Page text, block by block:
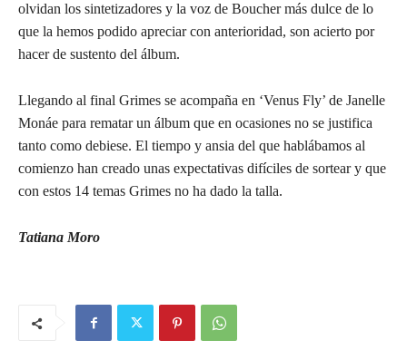
olvidan los sintetizadores y la voz de Boucher más dulce de lo
que la hemos podido apreciar con anterioridad, son acierto por
hacer de sustento del álbum.
Llegando al final Grimes se acompaña en ‘Venus Fly’ de Janelle
Monáe para rematar un álbum que en ocasiones no se justifica
tanto como debiese. El tiempo y ansia del que hablábamos al
comienzo han creado unas expectativas difíciles de sortear y que
con estos 14 temas Grimes no ha dado la talla.
Tatiana Moro